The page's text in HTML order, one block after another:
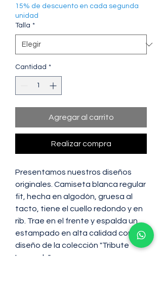
15% de descuento en cada segunda
unidad
Talla *
Cantidad *
Agregar al carrito
Realizar compra
Presentamos nuestros diseños
originales. Camiseta blanca regular
fit, hecha en algodón, gruesa al
tacto, tiene el cuello redondo y en
rib. Trae en el frente y espalda un
estampado en alta calidad con
diseño de la colección "Tribute
Legends".